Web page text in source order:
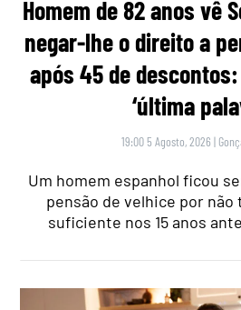
Homem de 82 anos vê
negar-lhe o direito a
após 45 de
‘última
19:00 5 Agosto, 2026 |
Um homem espanhol ficou
pensão de velhice por
suficiente nos 15 anos